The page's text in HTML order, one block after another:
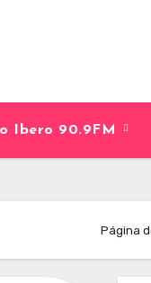
Ibero 90.9FM
Página